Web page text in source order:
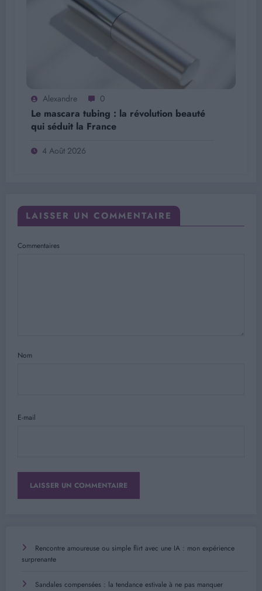
Alexandre 0
Le mascara tubing : la révolution beauté
qui séduit la France
4 Août 2026
LAISSER UN COMMENTAIRE
Commentaires
Nom
E-mail
Rencontre amoureuse ou simple flirt avec une IA : mon expérience
surprenante
Sandales compensées : la tendance estivale à ne pas manquer